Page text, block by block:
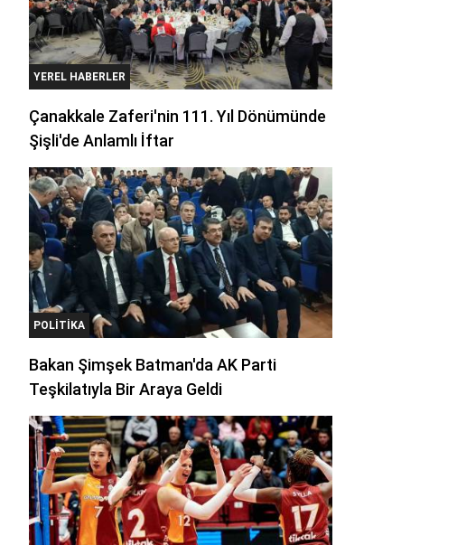
YEREL HABERLER
Çanakkale Zaferi'nin 111. Yıl Dönümünde
Şişli'de Anlamlı İftar
POLITIKA
Bakan Şimşek Batman'da AK Parti
Teşkilatıyla Bir Araya Geldi